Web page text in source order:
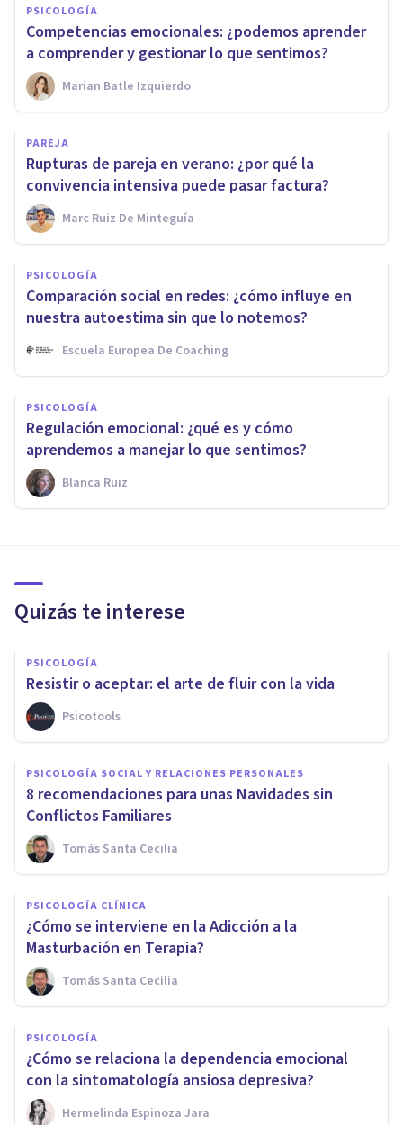
PSICOLOGÍA
Competencias emocionales: ¿podemos aprender
a comprender y gestionar lo que sentimos?
Marian Batle Izquierdo
PAREJA
Rupturas de pareja en verano: ¿por qué la
convivencia intensiva puede pasar factura?
Marc Ruiz De Minteguía
PSICOLOGÍA
Comparación social en redes: ¿cómo influye en
nuestra autoestima sin que lo notemos?
Escuela Europea De Coaching
PSICOLOGÍA
Regulación emocional: ¿qué es y cómo
aprendemos a manejar lo que sentimos?
Blanca Ruiz
Quizás te interese
PSICOLOGÍA
Resistir o aceptar: el arte de fluir con la vida
Psicotools
PSICOLOGÍA SOCIAL Y RELACIONES PERSONALES
8 recomendaciones para unas Navidades sin
Conflictos Familiares
Tomás Santa Cecilia
PSICOLOGÍA CLÍNICA
¿Cómo se interviene en la Adicción a la
Masturbación en Terapia?
Tomás Santa Cecilia
PSICOLOGÍA
¿Cómo se relaciona la dependencia emocional
con la sintomatología ansiosa depresiva?
Hermelinda Espinoza Jara